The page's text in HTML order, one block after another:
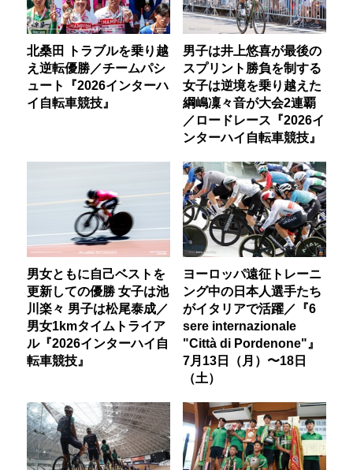
北桑田 トラブルを乗り越
え逆転優勝／チームパシ
ュート『2026インターハ
イ自転車競技』
男子は井上悠喜が最後の
スプリント勝負を制する
女子は逆境を乗り越えた
綱嶋凜々音が大会2連覇
／ロードレース『2026イ
ンターハイ自転車競技』
男女ともに自己ベストを
更新しての優勝 女子は池
川楽々 男子は松尾泰成／
男女1kmタイムトライア
ル『2026インターハイ自
転車競技』
ヨーロッパ遠征トレーニ
ング中の日本人選手たち
がイタリアで活躍／『6
sere internazionale
"Città di Pordenone"』
7月13日（月）〜18日
（土）